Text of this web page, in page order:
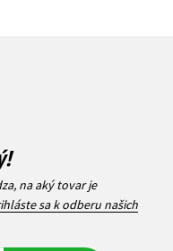
na aký tovar je
sa k odberu našich